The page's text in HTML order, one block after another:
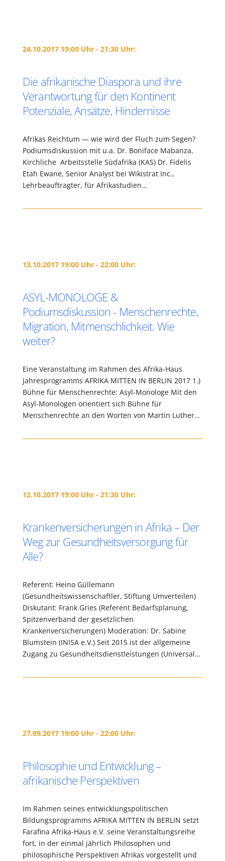
24.10.2017 19:00 Uhr - 21:30 Uhr:
Die afrikanische Diaspora und ihre
Verantwortung für den Kontinent
Potenziale, Ansätze, Hindernisse
Afrikas Reichtum — wie wird der Fluch zum Segen?
Podiumsdiskussion mit u.a. Dr. Boniface Mabanza,
Kirchliche Arbeitsstelle Südafrika (KAS) Dr. Fidelis
Etah Ewane, Senior Analyst bei Wikistrat Inc.,
Lehrbeauftragter, für Afrikastudien…
13.10.2017 19:00 Uhr - 22:00 Uhr:
ASYL-MONOLOGE &
Podiumsdiskussion - Menschenrechte,
Migration, Mitmenschlichkeit. Wie
weiter?
Eine Veranstaltung im Rahmen des Afrika-Haus
Jahresprogramms AFRIKA MITTEN IN BERLIN 2017 1.)
Bühne für Menschenrechte: Asyl-Monologe Mit den
Asyl-Monologen orientiert sich Bühne für
Menschenrechte an den Worten von Martin Luther…
12.10.2017 19:00 Uhr - 21:30 Uhr:
Krankenversicherungen in Afrika – Der
Weg zur Gesundheitsversorgung für
Alle?
Referent: Heino Güllemann
(Gesundheitswissenschaftler, Stiftung Umverteilen)
Diskutant: Frank Gries (Referent Bedarfsplanung,
Spitzenverband der gesetzlichen
Krankenversicherungen) Moderation: Dr. Sabine
Blumstein (INISA e.V.) Seit 2015 ist der allgemeine
Zugang zu Gesundheitsdienstleistungen (Universal…
27.09.2017 19:00 Uhr - 22:00 Uhr:
Philosophie und Entwicklung –
afrikanische Perspektiven
Im Rahmen seines entwicklungspolitischen
Bildungsprogramms AFRIKA MITTEN IN BERLIN setzt
Farafina Afrika-Haus e.V. seine Veranstaltungsreihe
fort, in der einmal jährlich Philosophen und
philosophische Perspektiven Afrikas vorgestellt und